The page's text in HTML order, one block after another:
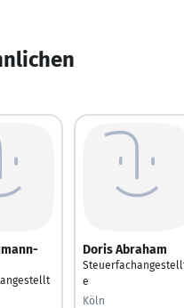
Doris Abraham
e
Köln